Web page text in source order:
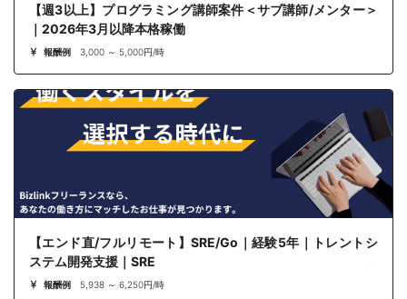
【週3以上】プログラミング講師案件＜サブ講師/メンター＞
｜2026年3月以降本格稼働
報酬例 3,000 ～ 5,000円/時
【エンド直/フルリモート】SRE/Go｜経験5年｜トレントシ
ステム開発支援｜SRE
報酬例 5,938 ～ 6,250円/時